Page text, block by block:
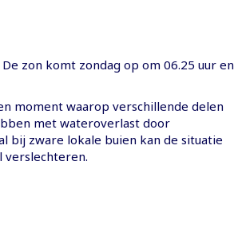
zon komt zondag op om 06.25 uur en
moment waarop verschillende delen
met wateroverlast door
bij zware lokale buien kan de situatie
verslechteren.